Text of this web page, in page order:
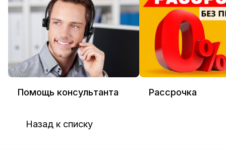
Помощь консультанта Рассрочка
Назад к списку